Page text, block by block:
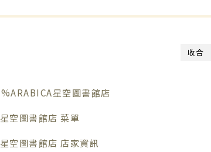
收合
星空圖書館店
空圖書館店 菜單
空圖書館店 店家資訊